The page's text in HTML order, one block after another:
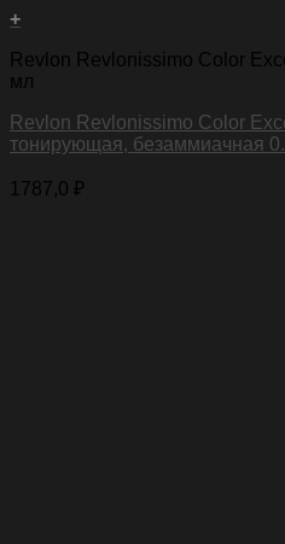
+
Revlon Revlonissimo Color
мл
Revlon Revlonissimo Color
тонирующая, безаммиачная
1787,0 ₽